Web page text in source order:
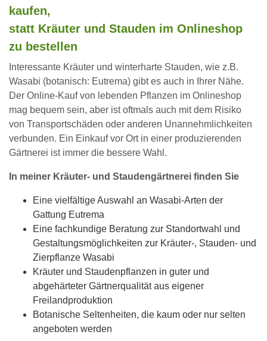
kaufen,
statt Kräuter und Stauden im Onlineshop
zu bestellen
Interessante Kräuter und winterharte Stauden, wie z.B.
Wasabi (botanisch: Eutrema) gibt es auch in Ihrer Nähe.
Der Online-Kauf von lebenden Pflanzen im Onlineshop
mag bequem sein, aber ist oftmals auch mit dem Risiko
von Transportschäden oder anderen Unannehmlichkeiten
verbunden. Ein Einkauf vor Ort in einer produzierenden
Gärtnerei ist immer die bessere Wahl.
In meiner Kräuter- und Staudengärtnerei finden Sie
Eine vielfältige Auswahl an Wasabi-Arten der
Gattung Eutrema
Eine fachkundige Beratung zur Standortwahl und
Gestaltungsmöglichkeiten zur Kräuter-, Stauden- und
Zierpflanze Wasabi
Kräuter und Staudenpflanzen in guter und
abgehärteter Gärtnerqualität aus eigener
Freilandproduktion
Botanische Seltenheiten, die kaum oder nur selten
angeboten werden